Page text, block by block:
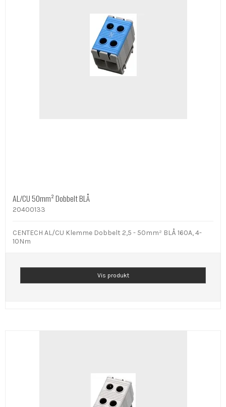
AL/CU 50mm² Dobbelt BLÅ
20400133
CENTECH AL/CU Klemme Dobbelt 2,5 - 50mm² BLÅ 160A, 4-
10Nm
Vis produkt